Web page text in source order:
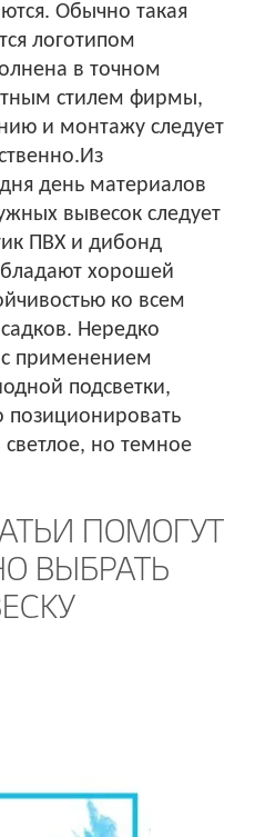
Обычно такая
логотипом
в точном
стилем фирмы,
и монтажу следует
день материалов
вывесок следует
ПВХ и дибонд
хорошей
ко всем
Нередко
применением
подсветки,
но темное
ПОМОГУТ
ВЫБРАТЬ